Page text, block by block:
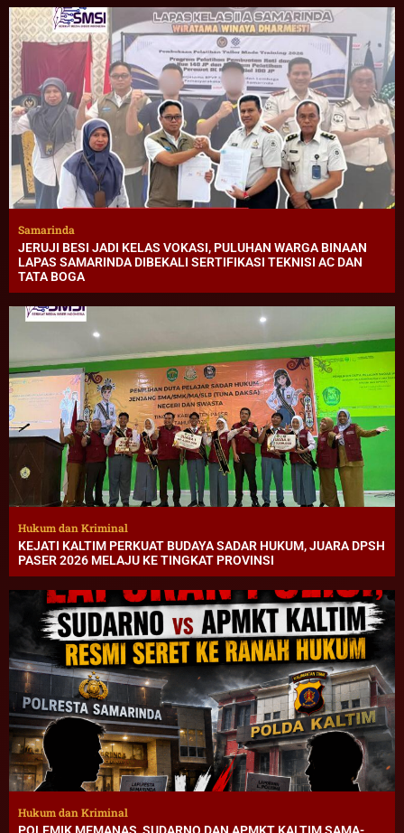
Samarinda
JERUJI BESI JADI KELAS VOKASI, PULUHAN WARGA BINAAN
LAPAS SAMARINDA DIBEKALI SERTIFIKASI TEKNISI AC DAN
TATA BOGA
Hukum dan Kriminal
KEJATI KALTIM PERKUAT BUDAYA SADAR HUKUM, JUARA DPSH
PASER 2026 MELAJU KE TINGKAT PROVINSI
Hukum dan Kriminal